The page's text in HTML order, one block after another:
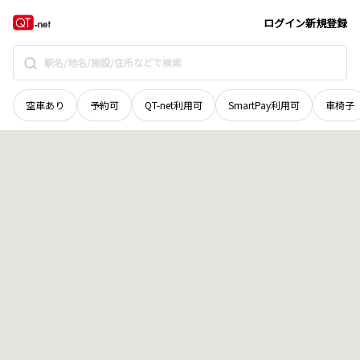
ログイン新規登録
空車あり 予約可 QT-net利用可 SmartPay利用可 車椅子
秋田県